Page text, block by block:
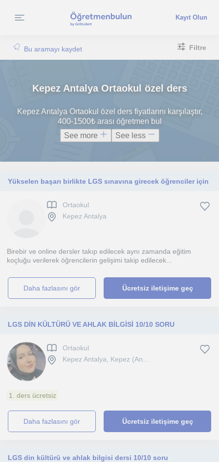
Kayıt Olun
Bu aramayı kaydet Filtre
Kepez Antalya Ortaokul özel ders
Kepez Antalya Ortaokul özel ders fiyatlarını karşılaştır,
400-1500₺ arası öğretmen bul
See more
See less
Yükselen başarı birlikte LGS sınavına girecek öğrenciler için
Ortaokul
Kepez Antalya
Birebir ve online dersler takıp edilecek aynı zamanda eğitim
koçluğu verilerek öğrencilerin gelişimi takip edilecek...
daha fazlasını gör Ücretsiz iletişime geç
LGS DİN KÜLTÜRÜ VE AHLAK BİLGİSİ 10/10 SORU
Ortaokul
Kepez Antalya, Kepez (An...
1. ders ücretsiz
daha fazlasını gör Ücretsiz iletişime geç
LGS din kültürü ve ahlak bilgisi dersi 10/10 soru